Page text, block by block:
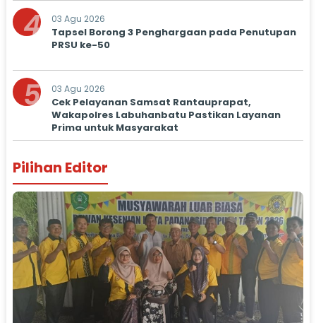
4 03 Agu 2026
Tapsel Borong 3 Penghargaan pada Penutupan
PRSU ke-50
5 03 Agu 2026
Cek Pelayanan Samsat Rantauprapat,
Wakapolres Labuhanbatu Pastikan Layanan
Prima untuk Masyarakat
Pilihan Editor